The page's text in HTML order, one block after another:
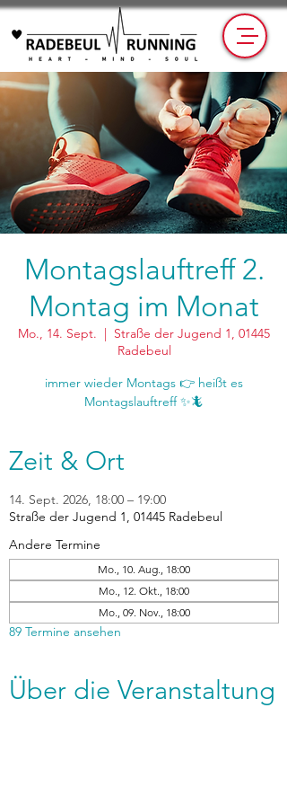
Montagslauftreff 2.
Montag im Monat
Mo., 14. Sept.
  |
Straße der Jugend 1, 01445
Radebeul
immer wieder Montags 👉 heißt es
Zeit & Ort
14. Sept. 2026, 18:00 – 19:00
Straße der Jugend 1, 01445 Radebeul
Andere Termine
Mo., 10. Aug., 18:00
Mo., 12. Okt., 18:00
Mo., 09. Nov., 18:00
89 Termine ansehen
Über die Veranstaltung